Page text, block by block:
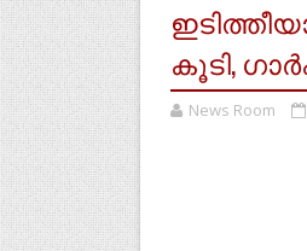
കൂടി,
News Room